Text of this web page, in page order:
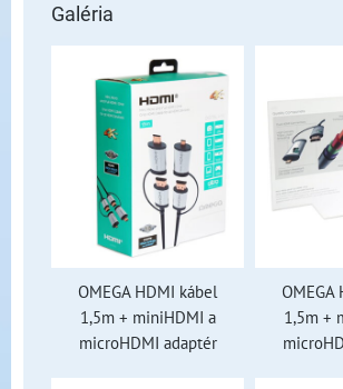
Galéria
OMEGA HDMI kábel
1,5m + miniHDMI a
microHDMI adaptér
OMEGA
1,5m +